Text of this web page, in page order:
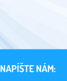
NAPÍŠTE NÁM: